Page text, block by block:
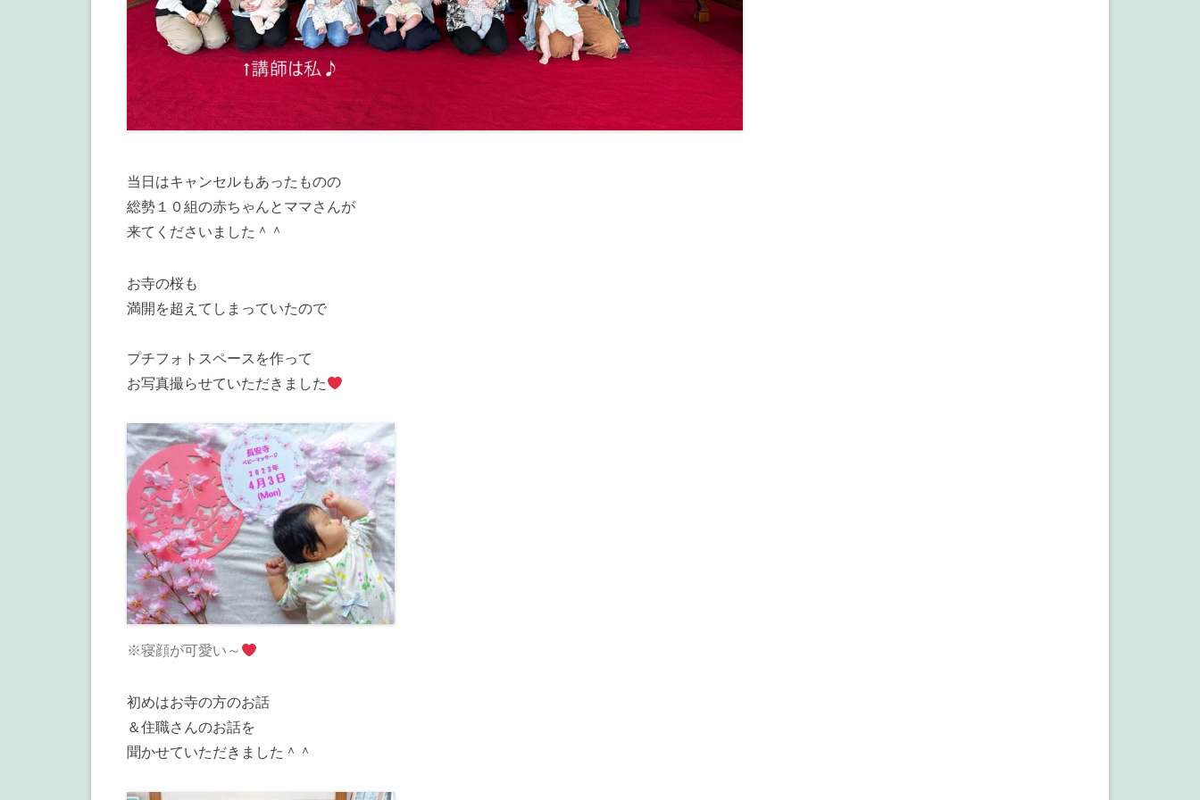
当日はキャンセルもあったものの
総勢１０組の赤ちゃんとママさんが
来てくださいました＾＾
お寺の桜も
満開を超えてしまっていたので
プチフォトスペースを作って
お写真撮らせていただきました
※寝顔が可愛い～
初めはお寺の方のお話
＆住職さんのお話を
聞かせていただきました＾＾